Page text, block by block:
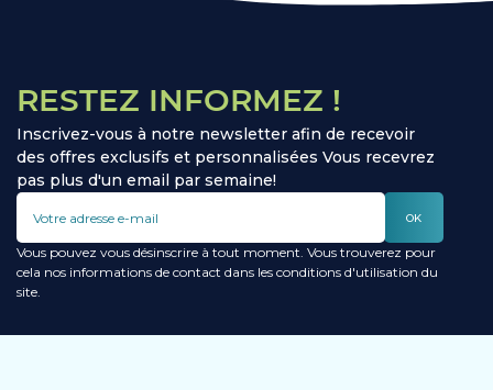
RESTEZ INFORMEZ !
Inscrivez-vous à notre newsletter afin de recevoir
des offres exclusifs et personnalisées Vous recevrez
pas plus d'un email par semaine!
OK
Vous pouvez vous désinscrire à tout moment. Vous trouverez pour
cela nos informations de contact dans les conditions d'utilisation du
site.